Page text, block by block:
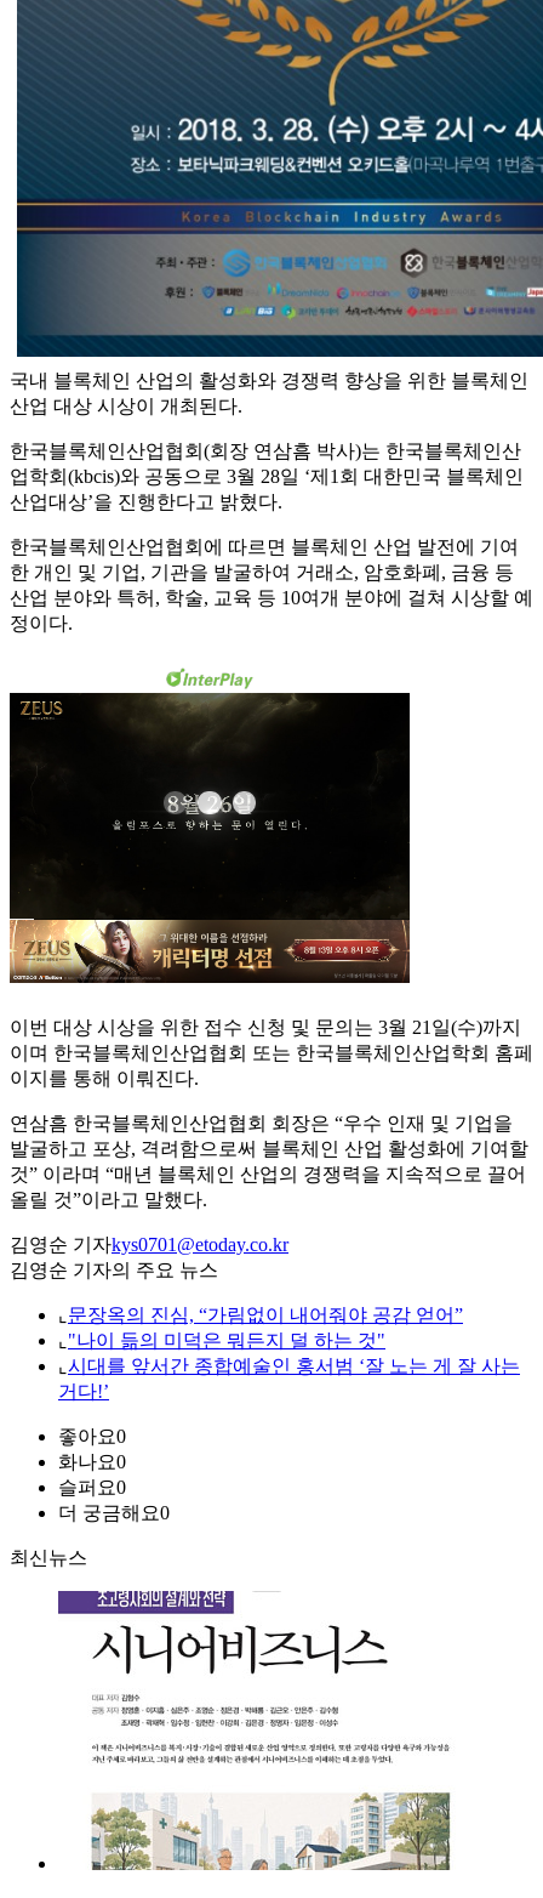
국내 블록체인 산업의 활성화와 경쟁력 향상을 위한 블록체인
산업 대상 시상이 개최된다.
한국블록체인산업협회(회장 연삼흠 박사)는 한국블록체인산
업학회(kbcis)와 공동으로 3월 28일 ‘제1회 대한민국 블록체인
산업대상’을 진행한다고 밝혔다.
한국블록체인산업협회에 따르면 블록체인 산업 발전에 기여
한 개인 및 기업, 기관을 발굴하여 거래소, 암호화폐, 금융 등
산업 분야와 특허, 학술, 교육 등 10여개 분야에 걸쳐 시상할 예
정이다.
이번 대상 시상을 위한 접수 신청 및 문의는 3월 21일(수)까지
이며 한국블록체인산업협회 또는 한국블록체인산업학회 홈페
이지를 통해 이뤄진다.
연삼흠 한국블록체인산업협회 회장은 “우수 인재 및 기업을
발굴하고 포상, 격려함으로써 블록체인 산업 활성화에 기여할
것” 이라며 “매년 블록체인 산업의 경쟁력을 지속적으로 끌어
올릴 것”이라고 말했다.
김영순 기자kys0701@etoday.co.kr
김영순 기자의 주요 뉴스
⌞ 문장옥의 진심, “가림없이 내어줘야 공감 얻어”
⌞ "나이 듦의 미덕은 뭐든지 덜 하는 것"
⌞ 시대를 앞서간 종합예술인 홍서범 ‘잘 노는 게 잘 사는
거다!’
좋아요0
화나요0
슬퍼요0
더 궁금해요0
최신뉴스